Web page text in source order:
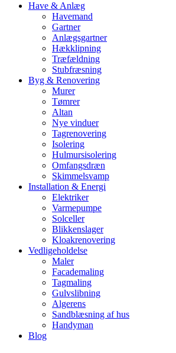
Have & Anlæg
Havemand
Gartner
Anlægsgartner
Hækklipning
Træfældning
Stubfræsning
Byg & Renovering
Murer
Tømrer
Altan
Nye vinduer
Tagrenovering
Isolering
Hulmursisolering
Omfangsdræn
Skimmelsvamp
Installation & Energi
Elektriker
Varmepumpe
Solceller
Blikkenslager
Kloakrenovering
Vedligeholdelse
Maler
Facademaling
Tagmaling
Gulvslibning
Algerens
Sandblæsning af hus
Handyman
Blog